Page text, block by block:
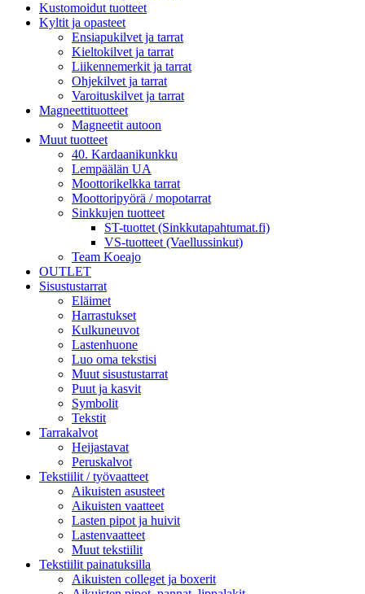
Kustomoidut tuotteet
Kyltit ja opasteet
Ensiapukilvet ja tarrat
Kieltokilvet ja tarrat
Liikennemerkit ja tarrat
Ohjekilvet ja tarrat
Varoituskilvet ja tarrat
Magneettituotteet
Magneetit autoon
Muut tuotteet
40. Kardaanikunkku
Lempäälän UA
Moottorikelkka tarrat
Moottoripyörä / mopotarrat
Sinkkujen tuotteet
ST-tuottet (Sinkkutapahtumat.fi)
VS-tuotteet (Vaellussinkut)
Team Koeajo
OUTLET
Sisustustarrat
Eläimet
Harrastukset
Kulkuneuvot
Lastenhuone
Luo oma tekstisi
Muut sisustustarrat
Puut ja kasvit
Symbolit
Tekstit
Tarrakalvot
Heijastavat
Peruskalvot
Tekstiilit / työvaatteet
Aikuisten asusteet
Aikuisten vaatteet
Lasten pipot ja huivit
Lastenvaatteet
Muut tekstiilit
Tekstiilit painatuksilla
Aikuisten colleget ja boxerit